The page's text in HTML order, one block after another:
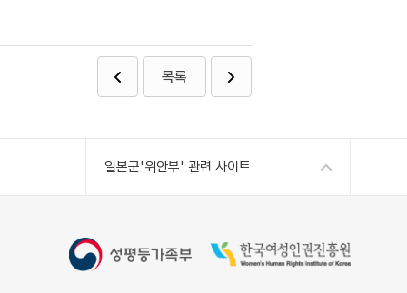
목록
일본군'위안부' 관련 사이트